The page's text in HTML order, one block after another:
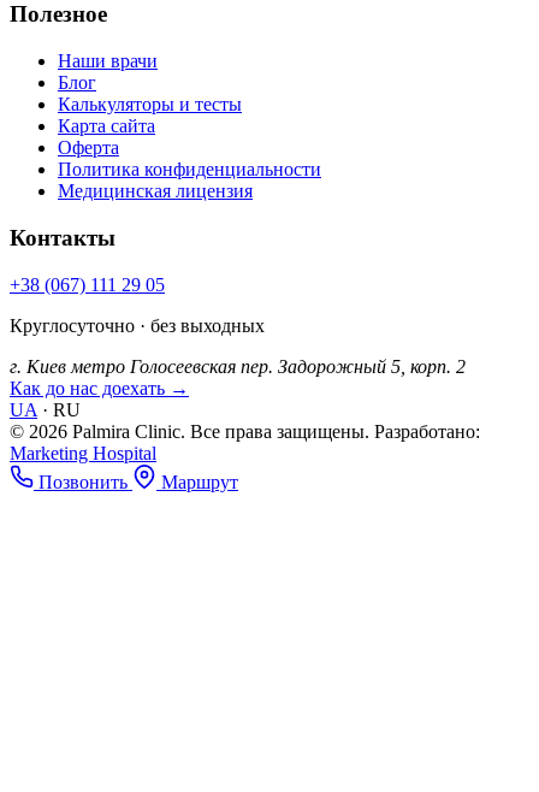
Полезное
Наши врачи
Блог
Калькуляторы и тесты
Карта сайта
Оферта
Политика конфиденциальности
Медицинская лицензия
Контакты
+38 (067) 111 29 05
Круглосуточно · без выходных
г. Киев метро Голосеевская пер. Задорожный 5, корп. 2
Как до нас доехать →
UA · RU
© 2026 Palmira Clinic. Все права защищены. Разработано:
Marketing Hospital
Позвонить
Маршрут